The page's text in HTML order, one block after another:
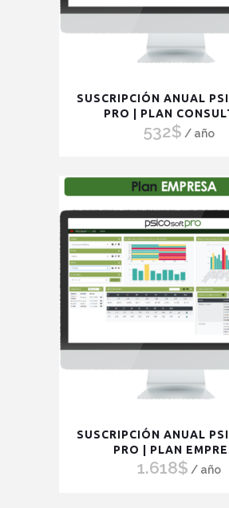
SUSCRIPCIÓN ANUAL
PRO | PLAN
532$ / año
SUSCRIPCIÓN ANUAL
PRO | PLAN
1.618$ / año